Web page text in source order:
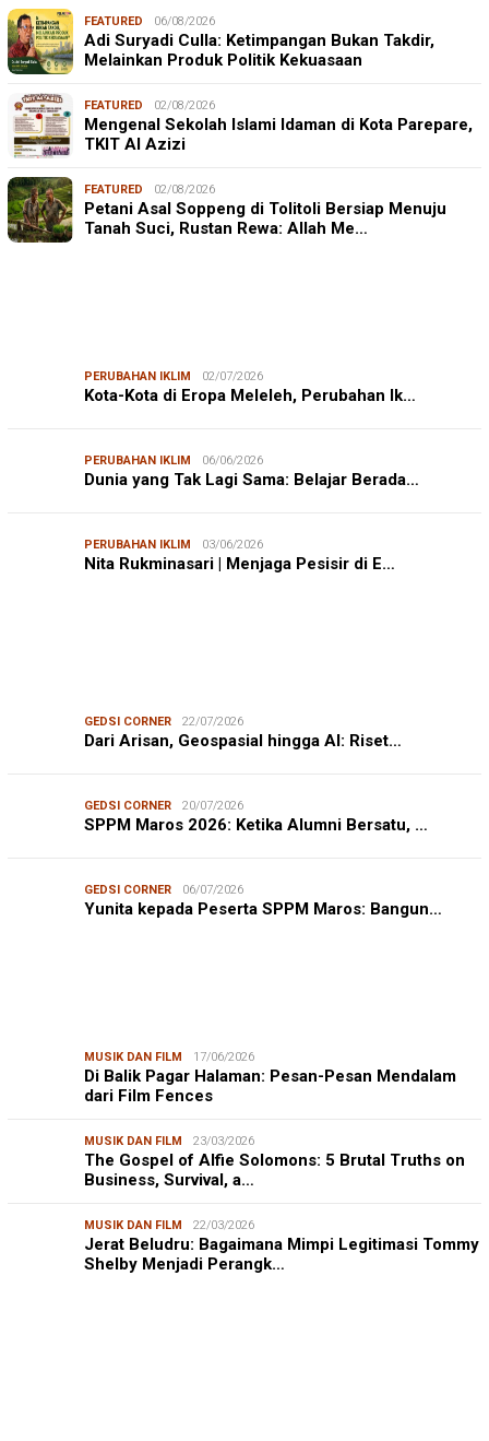
FEATURED 06/08/2026
Adi Suryadi Culla: Ketimpangan Bukan Takdir,
Melainkan Produk Politik Kekuasaan
FEATURED 02/08/2026
Mengenal Sekolah Islami Idaman di Kota Parepare,
TKIT Al Azizi
FEATURED 02/08/2026
Petani Asal Soppeng di Tolitoli Bersiap Menuju
Tanah Suci, Rustan Rewa: Allah Me…
PERUBAHAN IKLIM 02/07/2026
Kota-Kota di Eropa Meleleh, Perubahan Ik…
PERUBAHAN IKLIM 06/06/2026
Dunia yang Tak Lagi Sama: Belajar Berada…
PERUBAHAN IKLIM 03/06/2026
Nita Rukminasari | Menjaga Pesisir di E…
GEDSI CORNER 22/07/2026
Dari Arisan, Geospasial hingga AI: Riset…
GEDSI CORNER 20/07/2026
SPPM Maros 2026: Ketika Alumni Bersatu, …
GEDSI CORNER 06/07/2026
Yunita kepada Peserta SPPM Maros: Bangun…
MUSIK DAN FILM 17/06/2026
Di Balik Pagar Halaman: Pesan-Pesan Mendalam
dari Film Fences
MUSIK DAN FILM 23/03/2026
The Gospel of Alfie Solomons: 5 Brutal Truths on
Business, Survival, a…
MUSIK DAN FILM 22/03/2026
Jerat Beludru: Bagaimana Mimpi Legitimasi Tommy
Shelby Menjadi Perangk…